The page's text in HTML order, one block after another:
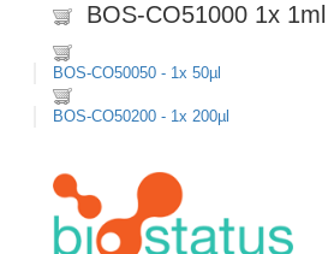
BOS-CO51000 1x 1ml
BOS-CO50050 - 1x 50µl
BOS-CO50200 - 1x 200µl